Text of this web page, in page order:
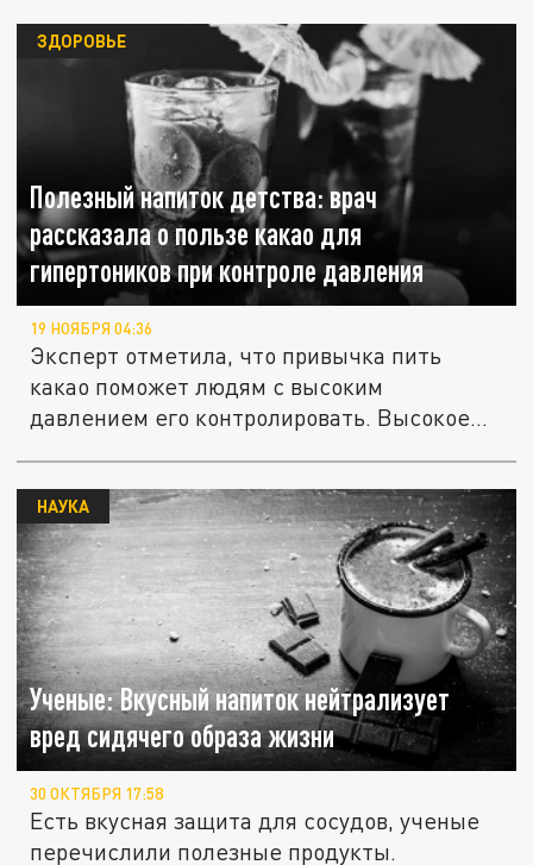
Полезный напиток детства: врач
рассказала о пользе какао для
гипертоников при контроле давления
ЗДОРОВЬЕ
19 НОЯБРЯ 04:36
Эксперт отметила, что привычка пить
какао поможет людям с высоким
давлением его контролировать. Высокое...
Ученые: Вкусный напиток нейтрализует
вред сидячего образа жизни
НАУКА
30 ОКТЯБРЯ 17:58
Есть вкусная защита для сосудов, ученые
перечислили полезные продукты.